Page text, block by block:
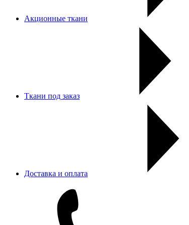
Акционные ткани
Ткани под заказ
Доставка и оплата